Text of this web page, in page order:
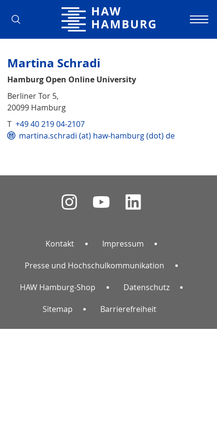
Hochschule für Angewandte
Martina Schradi
Hamburg Open Online University
Berliner Tor 5,
20099 Hamburg
T +49 40 219 04-2107
martina.schradi (at) haw-hamburg (dot) de
Kontakt Impressum
Presse und Hochschulkommunikation
HAW Hamburg-Shop Datenschutz
Sitemap Barrierefreiheit